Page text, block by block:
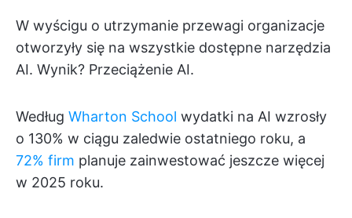
W wyścigu o utrzymanie przewagi organizacje
otworzyły się na wszystkie dostępne narzędzia
AI. Wynik? Przeciążenie AI.
Według Wharton School wydatki na AI wzrosły
o 130% w ciągu zaledwie ostatniego roku, a
72% firm planuje zainwestować jeszcze więcej
w 2025 roku.